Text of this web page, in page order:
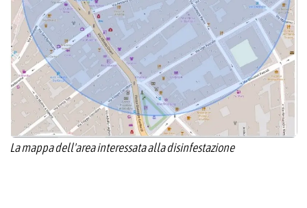
La mappa dell'area interessata alla disinfestazione